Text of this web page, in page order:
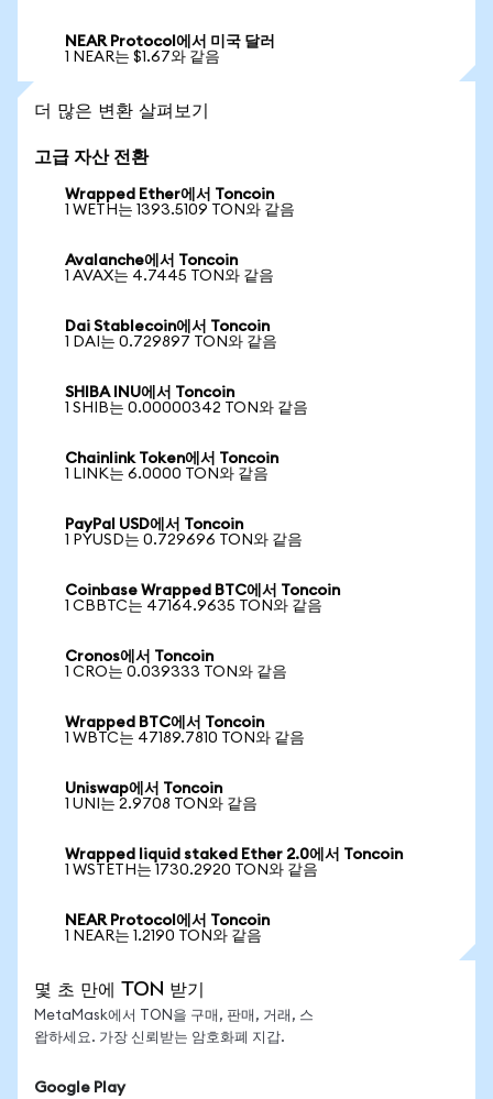
NEAR Protocol에서 미국 달러
1 NEAR는 $1.67와 같음
더 많은 변환 살펴보기
고급 자산 전환
Wrapped Ether에서 Toncoin
1 WETH는 1393.5109 TON와 같음
Avalanche에서 Toncoin
1 AVAX는 4.7445 TON와 같음
Dai Stablecoin에서 Toncoin
1 DAI는 0.729897 TON와 같음
SHIBA INU에서 Toncoin
1 SHIB는 0.00000342 TON와 같음
Chainlink Token에서 Toncoin
1 LINK는 6.0000 TON와 같음
PayPal USD에서 Toncoin
1 PYUSD는 0.729696 TON와 같음
Coinbase Wrapped BTC에서 Toncoin
1 CBBTC는 47164.9635 TON와 같음
Cronos에서 Toncoin
1 CRO는 0.039333 TON와 같음
Wrapped BTC에서 Toncoin
1 WBTC는 47189.7810 TON와 같음
Uniswap에서 Toncoin
1 UNI는 2.9708 TON와 같음
Wrapped liquid staked Ether 2.0에서 Toncoin
1 WSTETH는 1730.2920 TON와 같음
NEAR Protocol에서 Toncoin
1 NEAR는 1.2190 TON와 같음
몇 초 만에 TON 받기
MetaMask에서 TON을 구매, 판매, 거래, 스
왑하세요. 가장 신뢰받는 암호화폐 지갑.
Google Play